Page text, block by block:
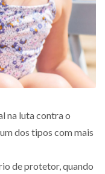
na luta contra o
dos tipos com mais
de protetor, quando